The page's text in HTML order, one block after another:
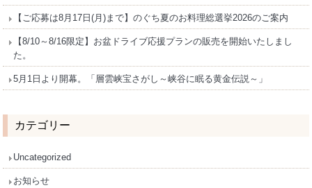
【ご応募は8月17日(月)まで】のぐち夏のお料理総選挙2026のご案内
【8/10～8/16限定】お盆ドライブ応援プランの販売を開始いたしまし
た。
5月1日より開幕。「層雲峡宝さがし～峡谷に眠る黄金伝説～」
カテゴリー
Uncategorized
お知らせ